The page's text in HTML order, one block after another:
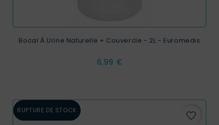
Bocal À Urine Naturelle + Couvercle - 2L - Euromedis
Prix
6,99 €
RUPTURE DE STOCK favorite_border